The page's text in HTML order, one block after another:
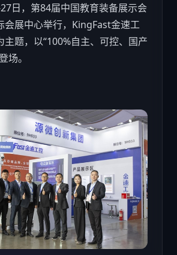
，第84届中国教育装备展示会
会展中心举行，KingFast金速工
主题，以“100%自主、可控、国产
场。